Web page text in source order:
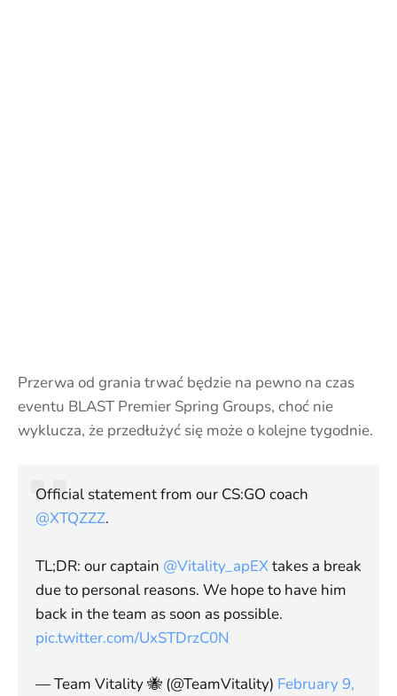
Przerwa od grania trwać będzie na pewno na czas
eventu BLAST Premier Spring Groups, choć nie
wyklucza, że przedłużyć się może o kolejne tygodnie.
Official statement from our CS:GO coach
@XTQZZZ.
TL;DR: our captain @Vitality_apEXtakes a break
due to personal reasons. We hope to have him
back in the team as soon as possible.
pic.twitter.com/UxSTDrzC0N
— Team Vitality 🐝 (@TeamVitality) February 9,